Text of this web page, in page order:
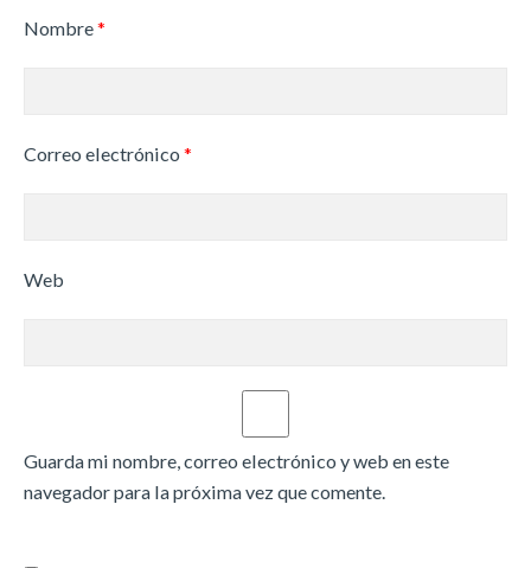
Nombre*
Correo electrónico *
Web
Guarda mi nombre, correo electrónico y web en este
navegador para la próxima vez que comente.